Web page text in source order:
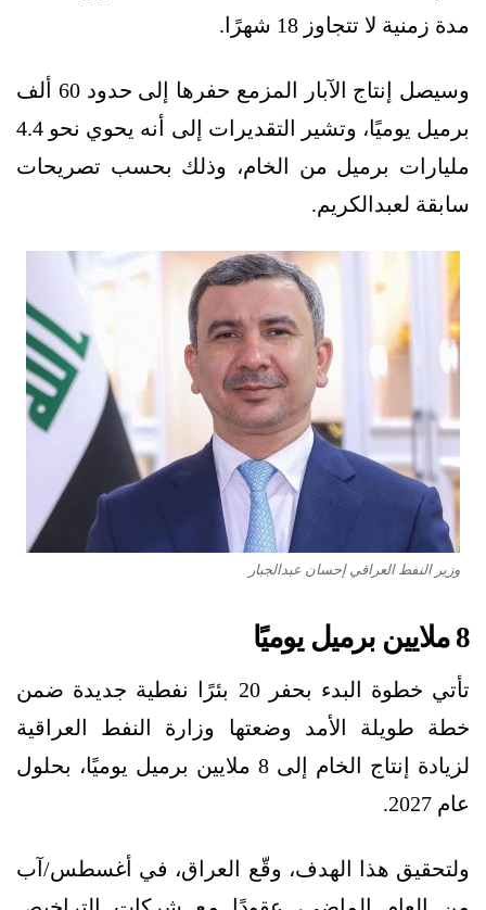
مدة زمنية لا تتجاوز 18 شهرًا.
وسيصل إنتاج الآبار المزمع حفرها إلى حدود 60 ألف
برميل يوميًا، وتشير التقديرات إلى أنه يحوي نحو 4.4
مليارات برميل من الخام، وذلك بحسب تصريحات
سابقة لعبدالكريم.
وزير النفط العراقي إحسان عبدالجبار
8 ملايين برميل يوميًا
تأتي خطوة البدء بحفر 20 بئرًا نفطية جديدة ضمن
خطة طويلة الأمد وضعتها وزارة النفط العراقية
لزيادة إنتاج الخام إلى 8 ملايين برميل يوميًا، بحلول
عام 2027.
ولتحقيق هذا الهدف، وقّع العراق، في أغسطس/آب